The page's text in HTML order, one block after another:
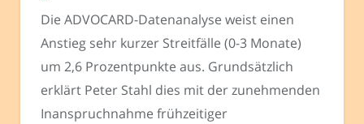
Die ADVOCARD-Datenanalyse weist einen
Anstieg sehr kurzer Streitfälle (0-3 Monate)
um 2,6 Prozentpunkte aus. Grundsätzlich
erklärt Peter Stahl dies mit der zunehmenden
Inanspruchnahme frühzeitiger